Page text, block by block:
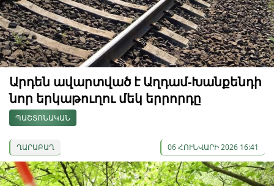
Արդեն ավարտված է Աղդամ-Խանքենդի
նոր երկաթուղու մեկ երրորդը
ՊԱՇՏՈՆԱԿԱՆ
ՂԱՐԱԲԱՂ 06 ՀՈՒՆՎԱՐԻ 2026 16:41